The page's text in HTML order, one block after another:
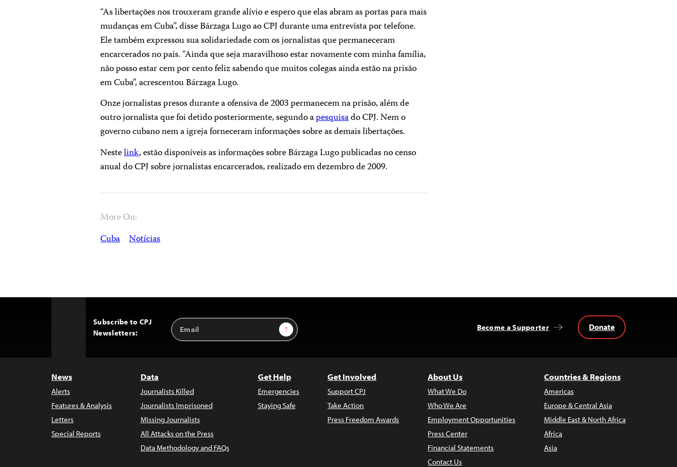
“As libertações nos trouxeram grande alívio e espero que elas abram as portas para mais
mudanças em Cuba”, disse Bárzaga Lugo ao CPJ durante uma entrevista por telefone.
Ele também expressou sua solidariedade com os jornalistas que permaneceram
encarcerados no país. “Ainda que seja maravilhoso estar novamente com minha família,
não posso estar cem por cento feliz sabendo que muitos colegas ainda estão na prisão
em Cuba”, acrescentou Bárzaga Lugo.
Onze jornalistas presos durante a ofensiva de 2003 permanecem na prisão, além de
outro jornalista que foi detido posteriormente, segundo apesquisado CPJ. Nem o
governo cubano nem a igreja forneceram informações sobre as demais libertações.
Nestelink, estão disponíveis as informações sobre Bárzaga Lugo publicadas no censo
anual do CPJ sobre jornalistas encarcerados, realizado em dezembro de 2009.
More On:
Cuba Notícias
Subscribe to CPJ
Newsletters:
Email
Address
Sign Up Become a Supporter Donate
News
Alerts
Features & Analysis
Letters
Special Reports
Data
Journalists Killed
Journalists Imprisoned
Missing Journalists
All Attacks on the Press
Data Methodology and FAQs
Get Help
Emergencies
Staying Safe
Get Involved
Support CPJ
Take Action
Press Freedom Awards
About Us
What We Do
Who We Are
Employment Opportunities
Press Center
Financial Statements
Contact Us
Countries & Regions
Americas
Europe & Central Asia
Middle East & North Africa
Africa
Asia